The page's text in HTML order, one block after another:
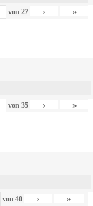
von 27 › »
von 35 › »
von 40 › »